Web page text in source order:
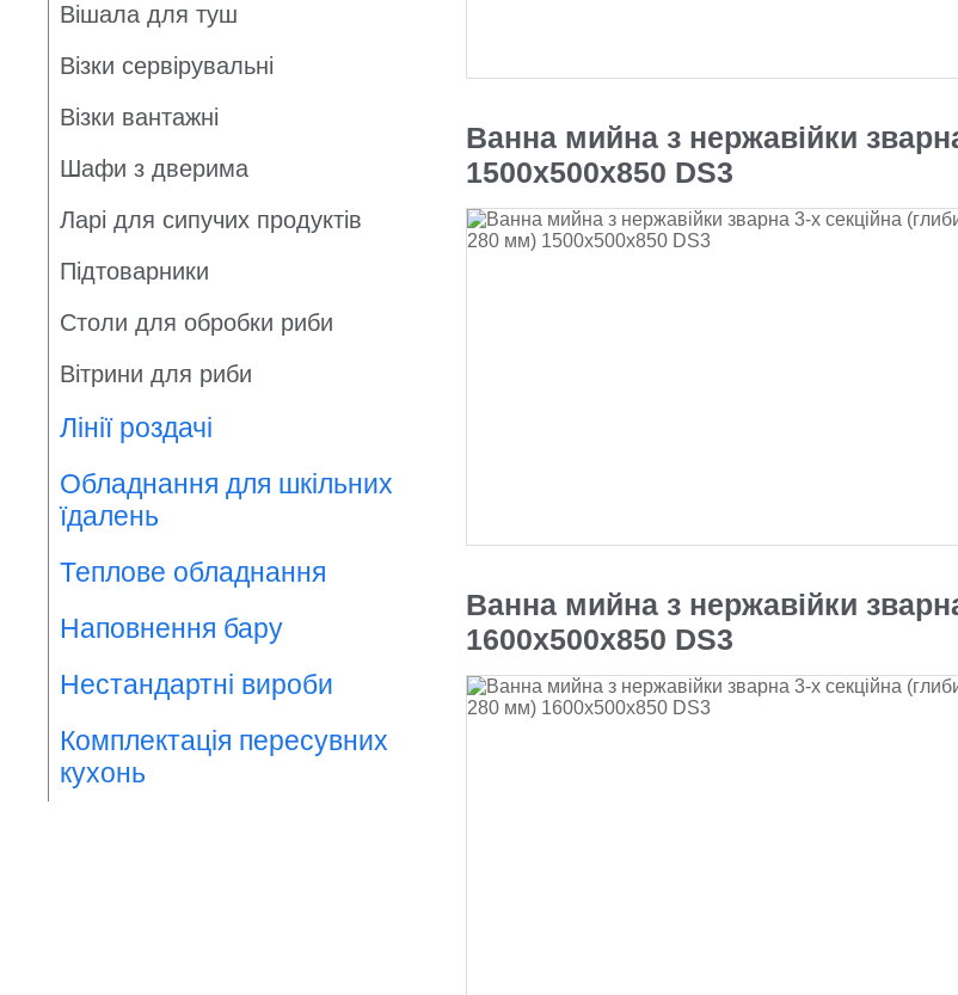
Вішала для туш
Візки сервірувальні
Візки вантажні
Шафи з дверима
Ларі для сипучих продуктів
Підтоварники
Столи для обробки риби
Вітрини для риби
Лінії роздачі
Обладнання для шкільних
їдалень
Теплове обладнання
Наповнення бару
Нестандартні вироби
Комплектація пересувних
кухонь
Ванна мийна з нержавійки
1500х500х850 DS3
Ванна мийна з нержавійки
1600х500х850 DS3